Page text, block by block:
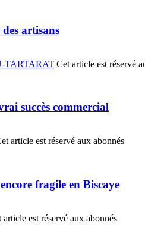
artisans
TARTARAT Cet article est réservé
succès commercial
article est réservé aux abonnés
fragile en Biscaye
article est réservé aux abonnés